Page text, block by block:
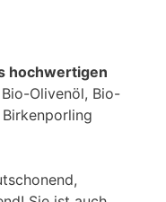
hochwertigen
Olivenöl, Bio-